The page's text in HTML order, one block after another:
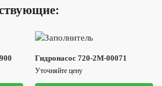
Гидронасос 720-2M-00071
Уточняйте цену